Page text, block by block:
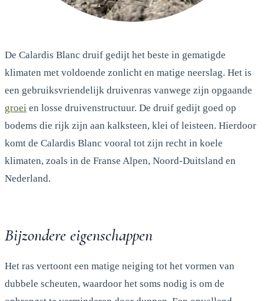
De Calardis Blanc druif gedijt het beste in gematigde
klimaten met voldoende zonlicht en matige neerslag. Het is
een gebruiksvriendelijk druivenras vanwege zijn opgaande
groei en losse druivenstructuur. De druif gedijt goed op
bodems die rijk zijn aan kalksteen, klei of leisteen. Hierdoor
komt de Calardis Blanc vooral tot zijn recht in koele
klimaten, zoals in de Franse Alpen, Noord-Duitsland en
Nederland.
Bijzondere eigenschappen
Het ras vertoont een matige neiging tot het vormen van
dubbele scheuten, waardoor het soms nodig is om de